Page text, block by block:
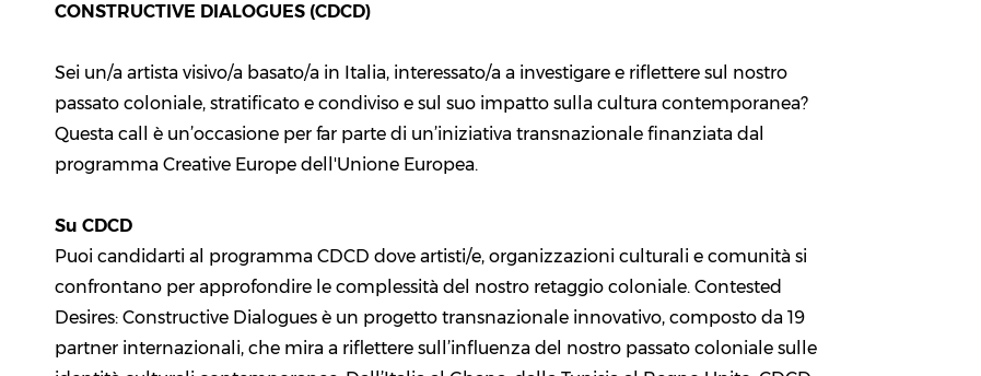
CONSTRUCTIVE DIALOGUES (CDCD)
Sei un/a artista visivo/a basato/a in Italia, interessato/a a investigare e riflettere sul nostro
passato coloniale, stratificato e condiviso e sul suo impatto sulla cultura contemporanea?
Questa call è un’occasione per far parte di un’iniziativa transnazionale finanziata dal
programma Creative Europe dell'Unione Europea.
Su CDCD
Puoi candidarti al programma CDCD dove artisti/e, organizzazioni culturali e comunità si
confrontano per approfondire le complessità del nostro retaggio coloniale. Contested
Desires: Constructive Dialogues è un progetto transnazionale innovativo, composto da 19
partner internazionali, che mira a riflettere sull’influenza del nostro passato coloniale sulle